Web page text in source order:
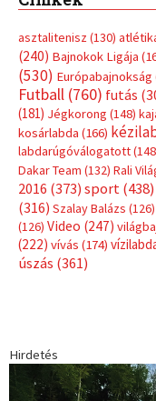
asztalitenisz (130)
(240) Bajnokok Ligája
(530) Európabajnokság
Futball (760) futás
(181) Jégkorong (148)
kosárlabda (166)
labdarúgóválogatott
Dakar Team (132) Rali
2016 (373) sport(438)
(316) Szalay Balázs (126)
(126) Video (247)
(222) vívás (174)
úszás (361)
Hirdetés